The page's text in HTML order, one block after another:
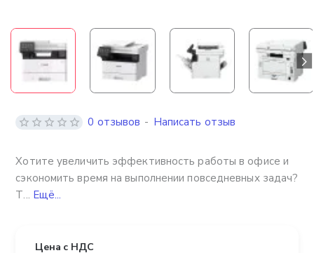
Хотите увеличить эффективность работы в офисе и
сэкономить время на выполнении повседневных задач?
Т... Ещё...
0 отзывов - Написать отзыв
Цена с НДС